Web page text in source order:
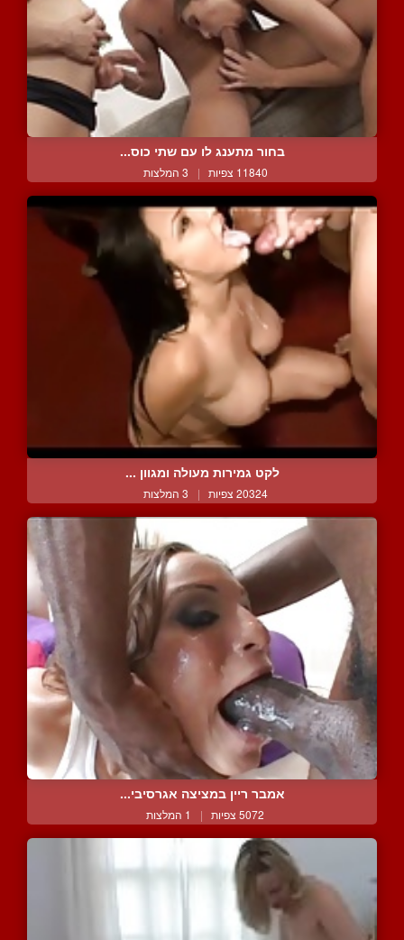
בחור מתענג לו עם שתי כוס...
11840 צפיות | 3 המלצות
לקט גמירות מעולה ומגוון ...
20324 צפיות | 3 המלצות
אמבר ריין במציצה אגרסיבי...
5072 צפיות | 1 המלצות